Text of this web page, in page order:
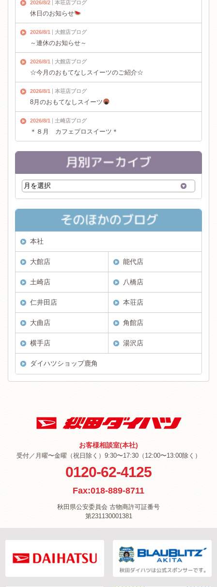
2026/8/2 本荘店ブログ
休日のお知らせ
2026/8/1 大館店ブログ
～連休のお知らせ～
2026/8/1 大館店ブログ
☆今月のおもてなしスイーツのご紹介☆
2026/8/1 本荘店ブログ
8月のおもてなしスイーツ
2026/8/1 土崎店ブログ
＊８月 カフェプロスイーツ＊
本社
大館店 能代店
土崎店 八橋店
仁井田店 本荘店
大曲店 角館店
横手店 湯沢店
ダイハツショップ鹿角
お客様相談室(本社)
受付／月曜〜金曜（祝日除く）9:30〜17:30（12:00〜13:00除く）
0120-62-4125
Fax:018-889-8711
秋田県公安委員会 古物商許可証番号
第231130001381